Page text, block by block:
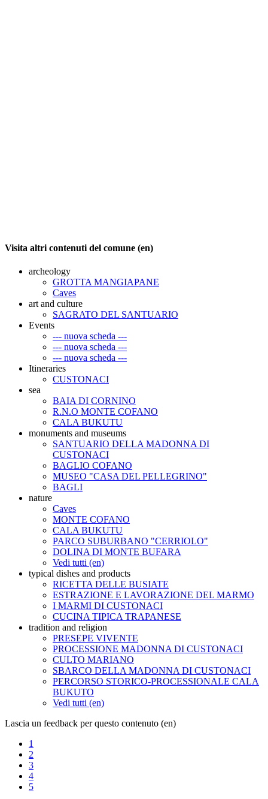
Visita altri contenuti del comune (en)
archeology
GROTTA MANGIAPANE
Caves
art and culture
SAGRATO DEL SANTUARIO
Events
--- nuova scheda ---
--- nuova scheda ---
--- nuova scheda ---
Itineraries
CUSTONACI
sea
BAIA DI CORNINO
R.N.O MONTE COFANO
CALA BUKUTU
monuments and museums
SANTUARIO DELLA MADONNA DI
CUSTONACI
BAGLIO COFANO
MUSEO "CASA DEL PELLEGRINO"
BAGLI
nature
Caves
MONTE COFANO
CALA BUKUTU
PARCO SUBURBANO "CERRIOLO"
DOLINA DI MONTE BUFARA
Vedi tutti (en)
typical dishes and products
RICETTA DELLE BUSIATE
ESTRAZIONE E LAVORAZIONE DEL MARMO
I MARMI DI CUSTONACI
CUCINA TIPICA TRAPANESE
tradition and religion
PRESEPE VIVENTE
PROCESSIONE MADONNA DI CUSTONACI
CULTO MARIANO
SBARCO DELLA MADONNA DI CUSTONACI
PERCORSO STORICO-PROCESSIONALE CALA
BUKUTO
Vedi tutti (en)
Lascia un feedback per questo contenuto (en)
1
2
3
4
5